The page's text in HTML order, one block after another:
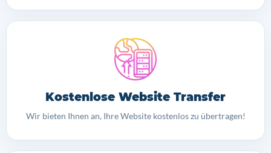
Kostenlose Website Transfer
Wir bieten Ihnen an, Ihre Website kostenlos zu übertragen!